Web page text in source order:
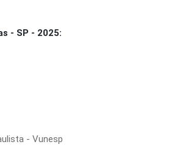
- SP - 2025:
- Vunesp